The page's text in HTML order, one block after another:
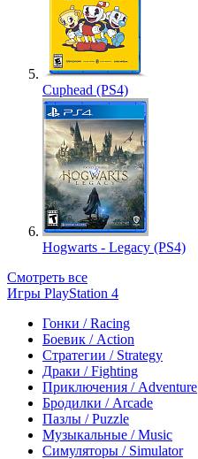
Cuphead (PS4)
Hogwarts - Legacy (PS4)
Смотреть все
Игры PlayStation 4
Гонки / Racing
Боевик / Action
Стратегии / Strategy
Драки / Fighting
Приключения / Adventure
Бродилки / Arcade
Пазлы / Puzzle
Музыкальные / Music
Симуляторы / Simulator